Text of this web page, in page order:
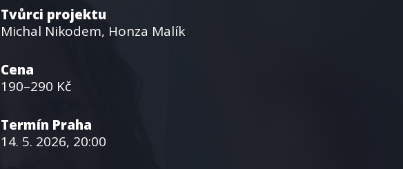
Tvůrci projektu
Michal Nikodem, Honza Malík
Cena
190–290 Kč
Termín Praha
14. 5. 2026, 20:00